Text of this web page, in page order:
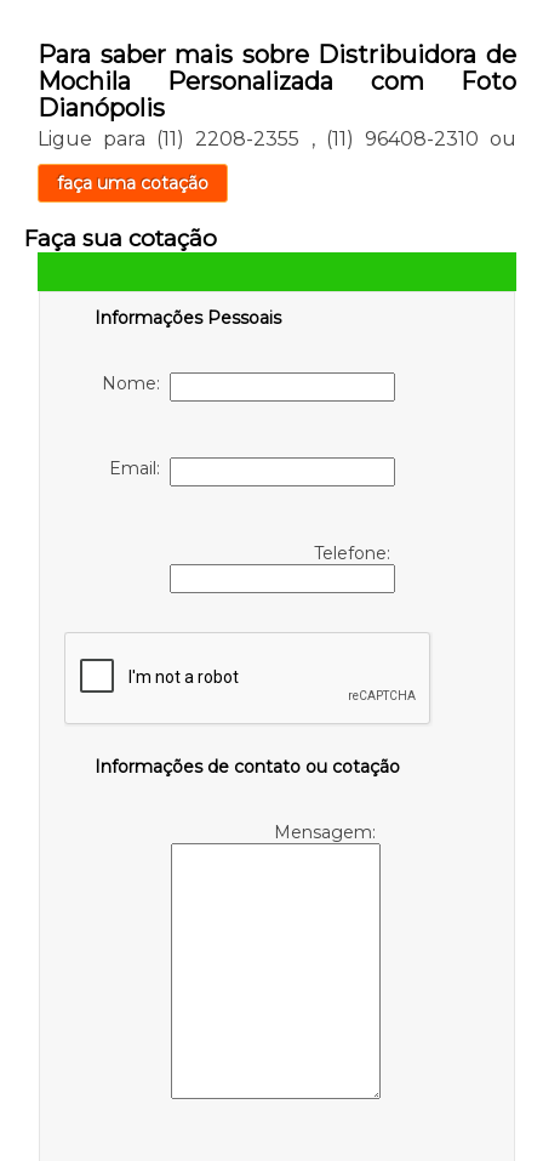
Para saber mais sobre Distribuidora de
Mochila Personalizada com Foto
Dianópolis
Ligue para (11) 2208-2355 , (11) 96408-2310 ou
faça uma cotação
Faça sua cotação
Informações Pessoais
Nome:
Email:
Telefone:
Informações de contato ou cotação
Mensagem: